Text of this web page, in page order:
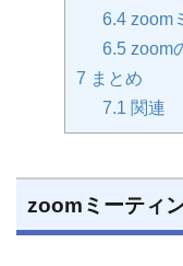
6.4 zoom
6.5 zoom
7 まとめ
7.1 関連
zoomミーティ